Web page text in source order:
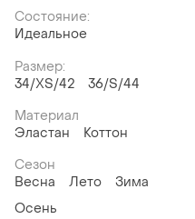
Состояние:
Идеальное
Размер:
34/XS/42
36/S/44
Материал
Эластан
Коттон
Сезон
Весна
Лето
Зима
Осень